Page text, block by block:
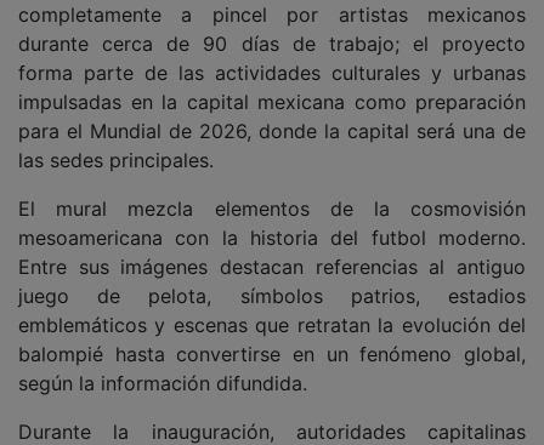
completamente a pincel por artistas mexicanos
durante cerca de 90 días de trabajo; el proyecto
forma parte de las actividades culturales y urbanas
impulsadas en la capital mexicana como preparación
para el Mundial de 2026, donde la capital será una de
las sedes principales.
El mural mezcla elementos de la cosmovisión
mesoamericana con la historia del futbol moderno.
Entre sus imágenes destacan referencias al antiguo
juego de pelota, símbolos patrios, estadios
emblemáticos y escenas que retratan la evolución del
balompié hasta convertirse en un fenómeno global,
según la información difundida.
Durante la inauguración, autoridades capitalinas